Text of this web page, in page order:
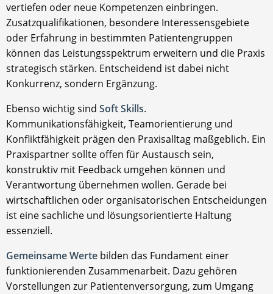
vertiefen oder neue Kompetenzen einbringen.
Zusatzqualifikationen, besondere Interessensgebiete
oder Erfahrung in bestimmten Patientengruppen
können das Leistungsspektrum erweitern und die Praxis
strategisch stärken. Entscheidend ist dabei nicht
Konkurrenz, sondern Ergänzung.
Ebenso wichtig sind Soft Skills.
Kommunikationsfähigkeit, Teamorientierung und
Konfliktfähigkeit prägen den Praxisalltag maßgeblich. Ein
Praxispartner sollte offen für Austausch sein,
konstruktiv mit Feedback umgehen können und
Verantwortung übernehmen wollen. Gerade bei
wirtschaftlichen oder organisatorischen Entscheidungen
ist eine sachliche und lösungsorientierte Haltung
essenziell.
Gemeinsame Werte bilden das Fundament einer
funktionierenden Zusammenarbeit. Dazu gehören
Vorstellungen zur Patientenversorgung, zum Umgang